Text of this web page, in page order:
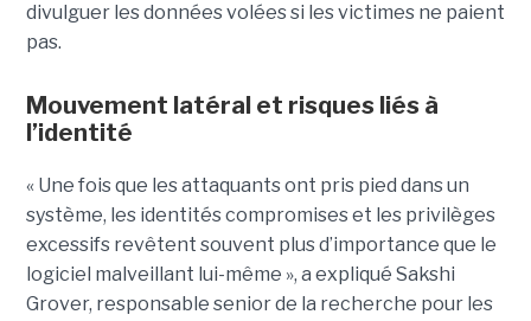
divulguer les données volées si les victimes ne paient
pas.
Mouvement latéral et risques liés à
l’identité
« Une fois que les attaquants ont pris pied dans un
système, les identités compromises et les privilèges
excessifs revêtent souvent plus d’importance que le
logiciel malveillant lui-même », a expliqué Sakshi
Grover, responsable senior de la recherche pour les